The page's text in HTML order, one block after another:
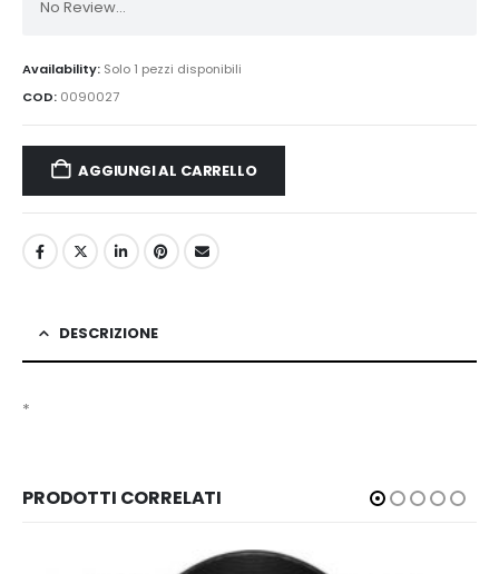
No Review...
Availability: Solo 1 pezzi disponibili
COD: 0090027
AGGIUNGI AL CARRELLO
DESCRIZIONE
*
PRODOTTI CORRELATI